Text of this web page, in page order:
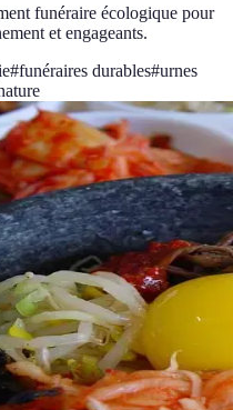
funéraire écologique pour
et engageants.
#funéraires durables#urnes